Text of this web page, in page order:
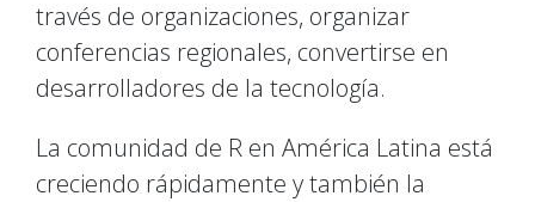
través de organizaciones, organizar
conferencias regionales, convertirse en
desarrolladores de la tecnología.
La comunidad de R en América Latina está
creciendo rápidamente y también la